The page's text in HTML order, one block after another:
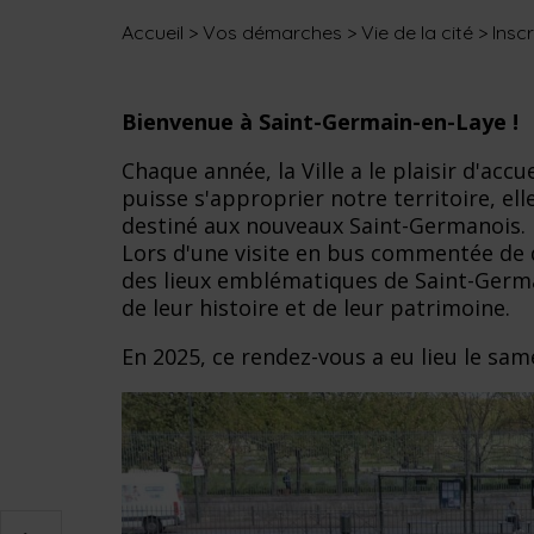
Accueil > Vos démarches > Vie de la cité >
Bienvenue à Saint-Germain-en-Laye !
Chaque année, la Ville a le plaisir
puisse s'approprier notre territoire,
destiné aux nouveaux Saint-Germanois.
Lors d'une visite en bus commentée
des lieux emblématiques de Saint-
de leur histoire et de leur patrimoine.
En 2025, ce rendez-vous a eu lieu le